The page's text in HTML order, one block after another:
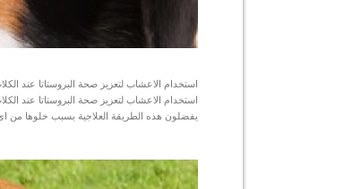
استخدام الاعشاب لتعزيز صحة البروستاتا عند
استخدام الاعشاب لتعزيز صحة البروستاتا عند
يفضلون هذه الطريقة العلاجية بسبب خلوها من